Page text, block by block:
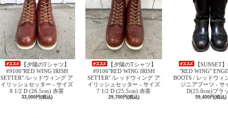
【夕陽のTシャツ】
#9106"RED WING IRISH
SETTER" /レッドウィング ア
イリッシュセッター - サイズ
8 1/2 D (26.5cm) 赤茶
33,000円(税込)
【夕陽のTシャツ】
#9106"RED WING IRISH
SETTER" /レッドウィング ア
イリッシュセッター - サイズ
7 1/2 D (25.5cm) 赤茶
29,700円(税込)
【SUNSET
"RED WING"
BOOTS / レッドウィ
ジニアブーツ - サ
D(25.0cm)ブラ
59,400円(税込)